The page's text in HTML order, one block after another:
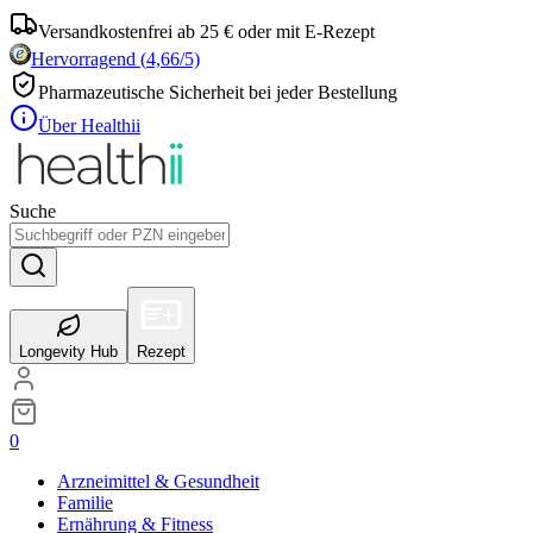
Versandkostenfrei ab 25 € oder mit E-Rezept
Hervorragend (4,66/5)
Pharmazeutische Sicherheit bei jeder Bestellung
Über Healthii
Suche
Longevity Hub Rezept
0
Arzneimittel & Gesundheit
Familie
Ernährung & Fitness